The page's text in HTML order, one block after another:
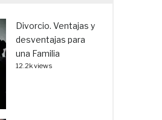
Divorcio. Ventajas y
desventajas para
una Familia
12.2k views